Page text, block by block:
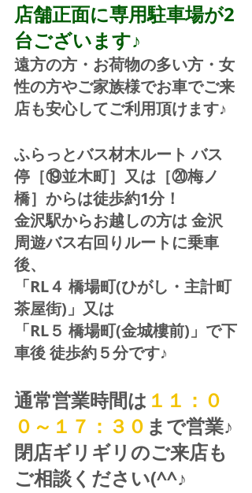
店舗正面に専用駐車場が2
台ございます♪
遠方の方・お荷物の多い方・女
性の方やご家族様でお車でご来
店も安心してご利用頂けます♪
ふらっとバス材木ルート バス
停［⑲並木町］又は［⑳梅ノ
橋］からは徒歩約1分！
金沢駅からお越しの方は 金沢
周遊バス右回りルートに乗車
後、
「RL４ 橋場町(ひがし・主計町
茶屋街)」又は
「RL５ 橋場町(金城樓前)」で下
車後 徒歩約５分です♪
通常営業時間は １１：０
０～１７：３０ まで営業♪
閉店ギリギリのご来店も
ご相談ください(^^♪